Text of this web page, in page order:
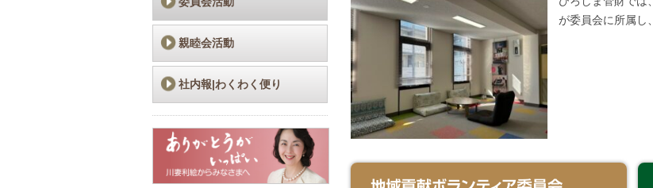
が委員会に所属し
親睦会活動
社内報|わくわく便り